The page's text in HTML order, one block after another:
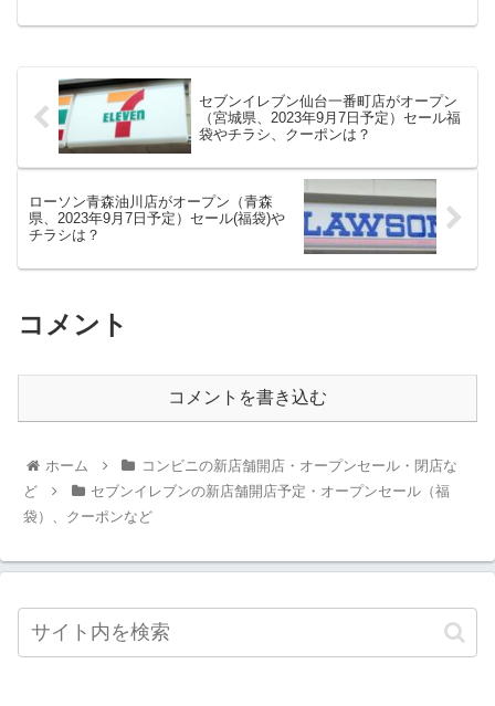
セブンイレブン仙台一番町店がオープン
（宮城県、2023年9月7日予定）セール福
袋やチラシ、クーポンは？
ローソン青森油川店がオープン（青森
県、2023年9月7日予定）セール(福袋)や
チラシは？
コメント
コメントを書き込む
ホーム
コンビニの新店舗開店・オープンセール・閉店な
ど
セブンイレブンの新店舗開店予定・オープンセール（福
袋）、クーポンなど